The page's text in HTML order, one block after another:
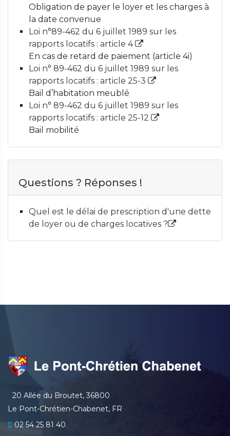
Obligation de payer le loyer et les charges à
la date convenue
Loi n°89-462 du 6 juillet 1989 sur les
rapports locatifs : article 4
En cas de retard de paiement (article 4i)
Loi n° 89-462 du 6 juillet 1989 sur les
rapports locatifs : article 25-3
Bail d’habitation meublé
Loi n° 89-462 du 6 juillet 1989 sur les
rapports locatifs : article 25-12
Bail mobilité
Questions ? Réponses !
Quel est le délai de prescription d'une dette
de loyer ou de charges locatives ?
20 Allée du Broutet, 36800
Le Pont-Chrétien-Chabenet, FR
02 54 25 81 40